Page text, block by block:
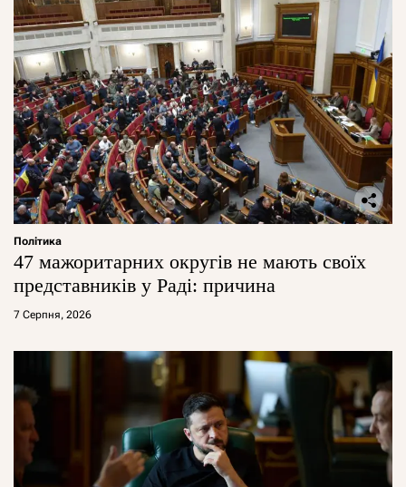
Політика
47 мажоритарних округів не мають своїх
представників у Раді: причина
7 Серпня, 2026